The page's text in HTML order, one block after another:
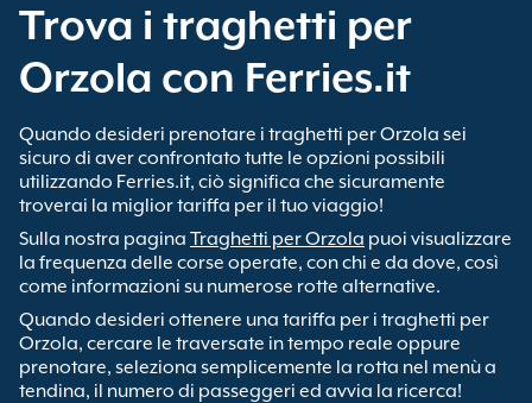
Trova i traghetti per
Orzola con Ferries.it
Quando desideri prenotare i traghetti per Orzola sei
sicuro di aver confrontato tutte le opzioni possibili
utilizzando Ferries.it, ciò significa che sicuramente
troverai la miglior tariffa per il tuo viaggio!
Sulla nostra pagina Traghetti per Orzola puoi visualizzare
la frequenza delle corse operate, con chi e da dove, così
come informazioni su numerose rotte alternative.
Quando desideri ottenere una tariffa per i traghetti per
Orzola, cercare le traversate in tempo reale oppure
prenotare, seleziona semplicemente la rotta nel menù a
tendina, il numero di passeggeri ed avvia la ricerca!